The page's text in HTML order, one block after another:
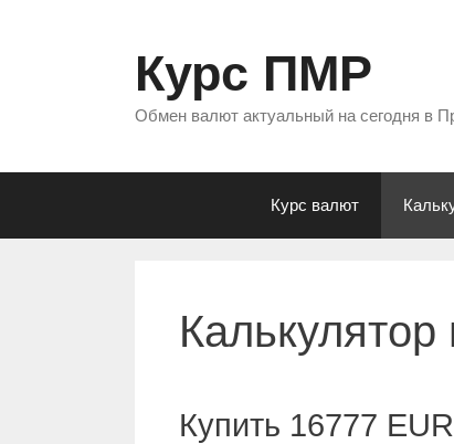
Курс ПМР
Обмен валют актуальный на сегодня в
Курс валют
Купить 16777